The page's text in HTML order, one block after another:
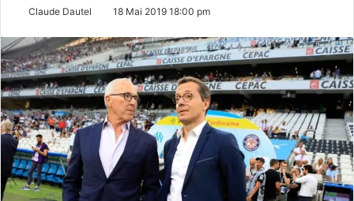
Claude Dautel 18 Mai 2019 18:00 pm